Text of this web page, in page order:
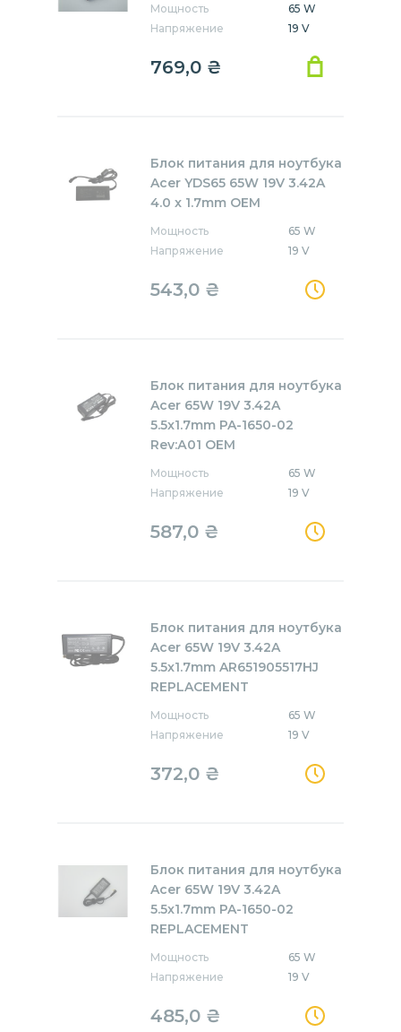
Мощность
65 W
Напряжение
19 V
769,0 ₴
Блок питания для ноутбука
Acer YDS65 65W 19V 3.42A
4.0 x 1.7mm OEM
Мощность
65 W
Напряжение
19 V
543,0 ₴
Блок питания для ноутбука
Acer 65W 19V 3.42A
5.5x1.7mm PA-1650-02
Rev:А01 OEM
Мощность
65 W
Напряжение
19 V
587,0 ₴
Блок питания для ноутбука
Acer 65W 19V 3.42A
5.5x1.7mm AR651905517HJ
REPLACEMENT
Мощность
65 W
Напряжение
19 V
372,0 ₴
Блок питания для ноутбука
Acer 65W 19V 3.42A
5.5x1.7mm PA-1650-02
REPLACEMENT
Мощность
65 W
Напряжение
19 V
485,0 ₴